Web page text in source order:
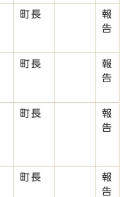
町長
報
告
町長
報
告
町長
報
告
町長
報
告